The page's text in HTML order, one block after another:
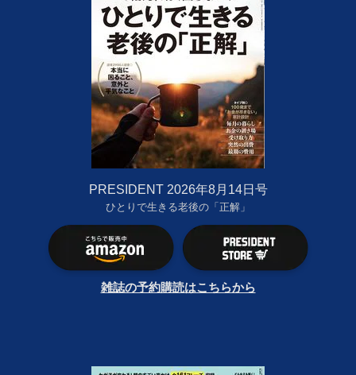
PRESIDENT 2026年8月14日号
ひとりで生きる老後の「正解」
雑誌の予約購読はこちらから